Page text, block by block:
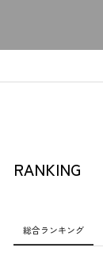
RANKING
総合ランキング